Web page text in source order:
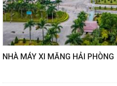
NHÀ MÁY XI MĂNG HẢI PHÒNG